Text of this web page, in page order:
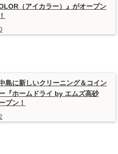
（アイカラー）』がオープン
島に新しいクリーニング＆コイン
『ホームドライ by エムズ高砂
プン！